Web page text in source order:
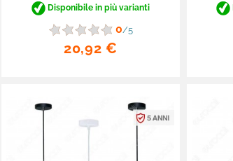
Disponibile in più varianti
0/5
20,92 €